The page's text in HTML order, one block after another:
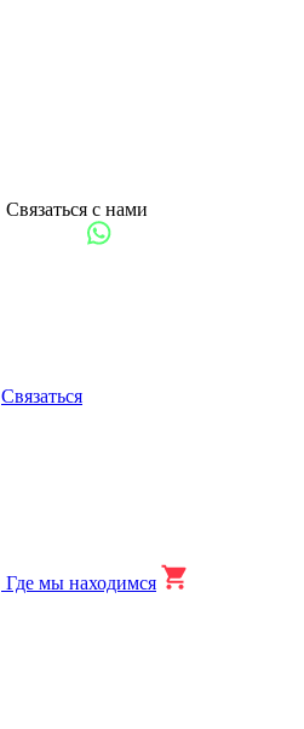
Связаться с нами
Связаться
Где мы находимся